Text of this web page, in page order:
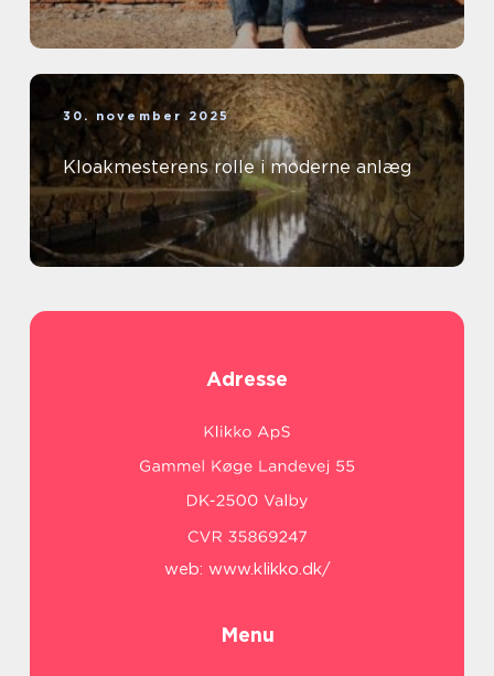
30. november 2025
Kloakmesterens rolle i moderne anlæg
Adresse
web: www.klikko.dk/
Menu